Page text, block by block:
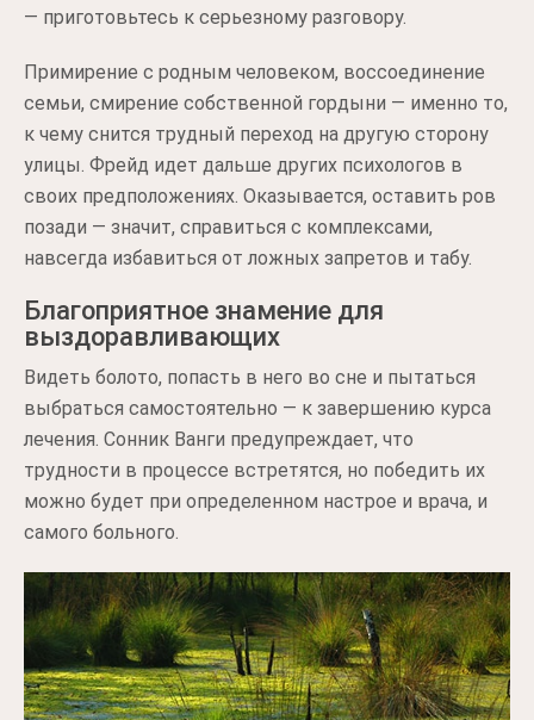
— приготовьтесь к серьезному разговору.
Примирение с родным человеком, воссоединение
семьи, смирение собственной гордыни — именно то,
к чему снится трудный переход на другую сторону
улицы. Фрейд идет дальше других психологов в
своих предположениях. Оказывается, оставить ров
позади — значит, справиться с комплексами,
навсегда избавиться от ложных запретов и табу.
Благоприятное знамение для
выздоравливающих
Видеть болото, попасть в него во сне и пытаться
выбраться самостоятельно — к завершению курса
лечения. Сонник Ванги предупреждает, что
трудности в процессе встретятся, но победить их
можно будет при определенном настрое и врача, и
самого больного.